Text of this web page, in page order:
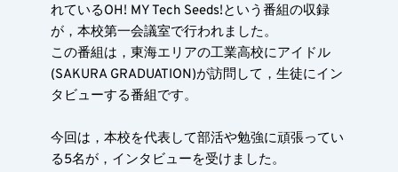
れているOH! MY Tech Seeds!という番組の収録
が，本校第一会議室で行われました。
この番組は，東海エリアの工業高校にアイドル
(SAKURA GRADUATION)が訪問して，生徒にイン
タビューする番組です。
今回は，本校を代表して部活や勉強に頑張ってい
る5名が，インタビューを受けました。